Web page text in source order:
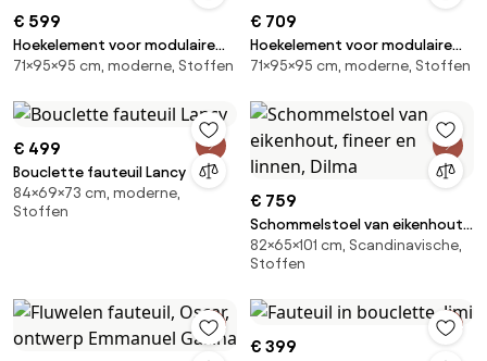
€ 599
Hoekelement voor modulaire
bank, in fluweel met structuur,
71×95×95 cm, moderne, Stoffen
€ 709
Hoekelement voor modulaire
bank, in badstof, Seven
71×95×95 cm, moderne, Stoffen
€ 499
Bouclette fauteuil Lancy
84×69×73 cm, moderne,
Stoffen
€ 759
Schommelstoel van eikenhout,
fineer en linnen, Dilma
82×65×101 cm, Scandinavische,
Stoffen
€ 399